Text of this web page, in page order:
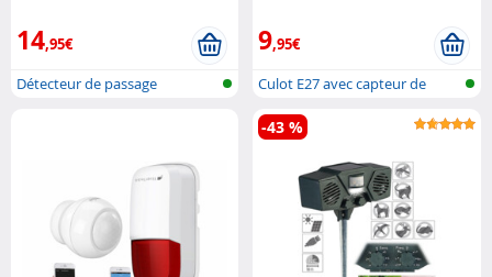
14,95€
Détecteur de passage
9,95€
Culot E27 avec capteur de
luminosit...
-43 %